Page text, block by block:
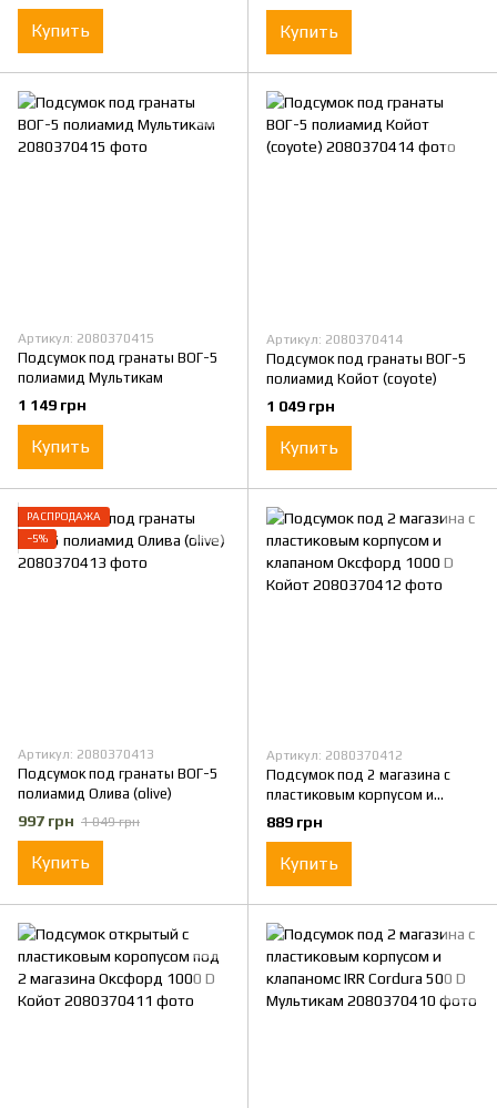
Купить Купить
Артикул: 2080370415
Подсумок под гранаты ВОГ-5
полиамид Мультикам
1 149 грн
Купить
Артикул: 2080370414
Подсумок под гранаты ВОГ-5
полиамид Койот (coyote)
1 049 грн
Купить
РАСПРОДАЖА
−5%
Артикул: 2080370413
Подсумок под гранаты ВОГ-5
полиамид Олива (olive)
997 грн 1 049 грн
Купить
Артикул: 2080370412
Подсумок под 2 магазина с
пластиковым корпусом и
клапаном Оксфорд 1000 D
Койот
889 грн
Купить